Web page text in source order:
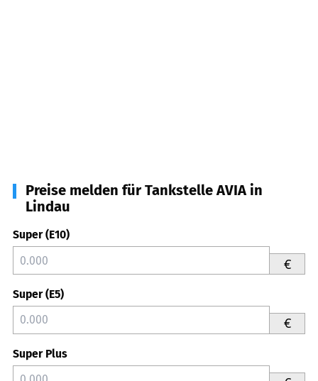
Preise melden für Tankstelle AVIA in
Lindau
Super (E10)
€
Super (E5)
€
Super Plus